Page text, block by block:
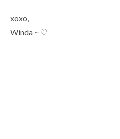
xoxo,
Winda ~ ♡